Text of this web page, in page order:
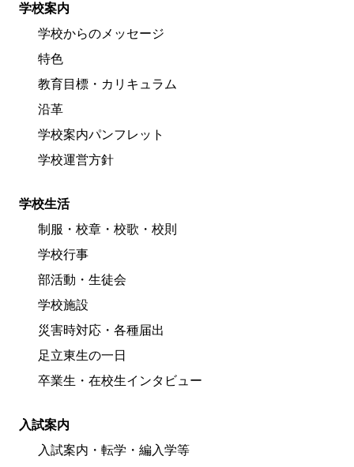
学校案内
学校からのメッセージ
特色
教育目標・カリキュラム
沿革
学校案内パンフレット
学校運営方針
学校生活
制服・校章・校歌・校則
学校行事
部活動・生徒会
学校施設
災害時対応・各種届出
足立東生の一日
卒業生・在校生インタビュー
入試案内
入試案内・転学・編入学等